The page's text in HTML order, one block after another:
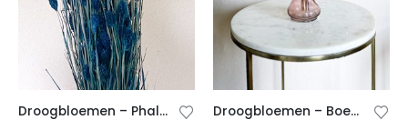
Droogbloemen – Phalaris – Blauw Droogbloemen – Boeket Fleurtje (incl. kruik)